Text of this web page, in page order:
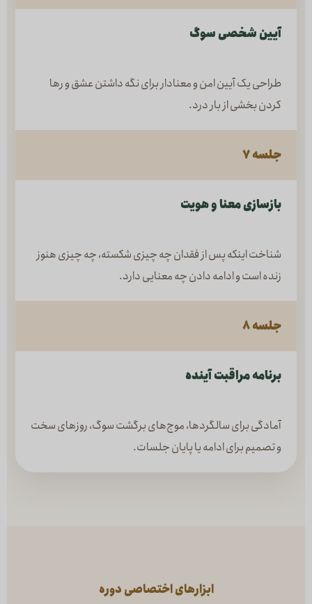
آیین شخصی سوگ
طراحی یک آیین امن و معنا‌دار برای نگه داشتن عشق و رها
کردن بخشی از بار درد.
جلسه ۷
بازسازی معنا و هویت
شناخت اینکه پس از فقدان چه چیزی شکسته، چه چیزی هنوز
زنده است و ادامه دادن چه معنایی دارد.
جلسه ۸
برنامه مراقبت آینده
آمادگی برای سالگردها، موج‌های برگشت سوگ، روزهای سخت
و تصمیم برای ادامه یا پایان جلسات.
ابزارهای اختصاصی دوره